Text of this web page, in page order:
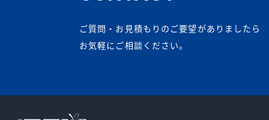
ご質問・お見積もりのご要望がありましたら
お気軽にご相談ください。